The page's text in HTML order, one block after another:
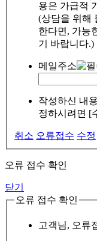
용은 가급적
(상담을 위해
한다면, 가능
기 바랍니다.)
메일주소
작성하신 내
정하시려면 [
취소 오류접수 수정
오류 접수 확인
닫기
오류 접수 확인
고객님, 오류